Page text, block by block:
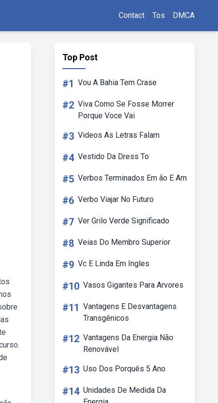
Contact Tos DMCA
Top Post
#1 Vou A Bahia Tem Crase
#2 Viva Como Se Fosse Morrer
Porque Voce Vai
#3 Videos As Letras Falam
#4 Vestido Da Dress To
#5 Verbos Terminados Em ão E Am
#6 Verbo Viajar No Futuro
#7 Ver Grilo Verde Significado
#8 Veias Do Membro Superior
#9 Vc E Linda Em Ingles
#10 Vasos Gigantes Para Arvores
#11 Vantagens E Desvantagens
Transgênicos
#12 Vantagens Da Energia Não
Renovável
#13 Uso Dos Porquês 5 Ano
#14 Unidades De Medida Da